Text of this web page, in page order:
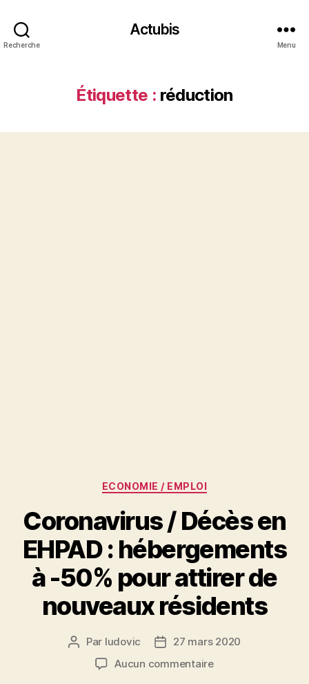
Recherche
Actubis
Menu
Étiquette : réduction
Catégories
ECONOMIE / EMPLOI
Coronavirus / Décès en
EHPAD : hébergements
à -50% pour attirer de
nouveaux résidents
Auteur
l’article
Par ludovic
Date27 mars 2020
Aucun commentairesur